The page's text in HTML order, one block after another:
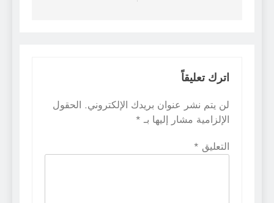
اترك تعليقاً
لن يتم نشر عنوان بريدك الإلكتروني. الحقول
الإلزامية مشار إليها بـ *
التعليق *